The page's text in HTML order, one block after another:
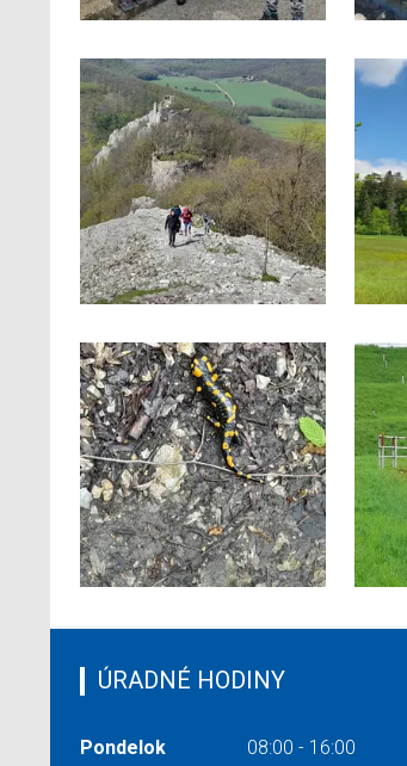
ÚRADNÉ HODINY
Pondelok
08:00 - 16:00